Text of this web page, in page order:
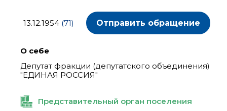
13.12.1954 (71) Отправить обращение
О себе
Депутат фракции (депутатского объединения)
"ЕДИНАЯ РОССИЯ"
Представительный орган поселения